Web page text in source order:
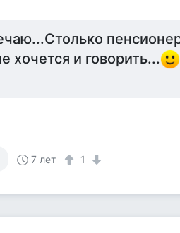
и говорить...
7 лет 1